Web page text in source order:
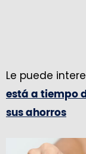
Le puede
está a tiempo
sus ahorros